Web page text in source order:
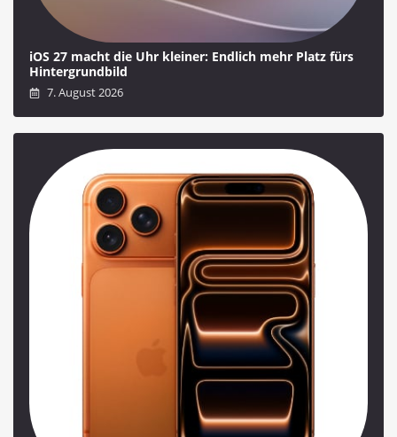
iOS 27 macht die Uhr kleiner: Endlich mehr Platz fürs
Hintergrundbild
7. August 2026